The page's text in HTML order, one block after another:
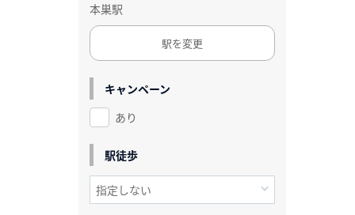
本巣駅
駅を変更
キャンペーン
あり
駅徒歩